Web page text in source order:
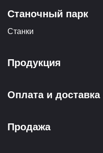
Станочный парк
Станки
Продукция
Оплата и доставка
Продажа